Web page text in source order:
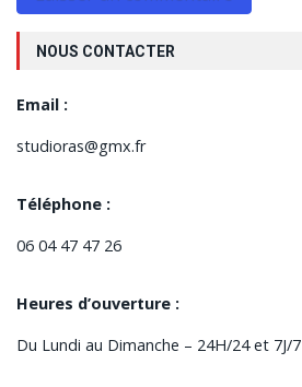
NOUS CONTACTER
Email :
studioras@gmx.fr
Téléphone :
06 04 47 47 26
Heures d’ouverture :
Du Lundi au Dimanche – 24H/24 et 7J/7